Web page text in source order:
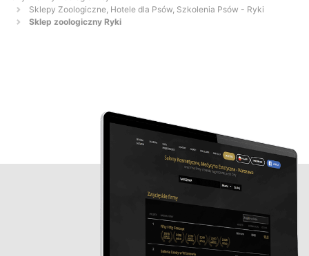
Sklepy Zoologiczne, Hotele dla Psów, Szkolenia Psów - Ryki
Sklep zoologiczny Ryki